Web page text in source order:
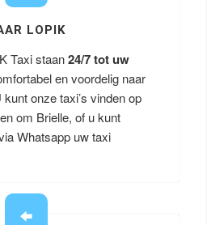
LOPIK
Taxi staan24/7 tot uw
en voordelig naar
onze taxi’s vinden op
om Brielle, of u kunt
Whatsapp uw taxi